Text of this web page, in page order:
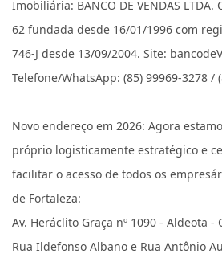
Imobiliária: BANCO DE VENDAS LTDA.
62 fundada desde 16/01/1996 com
746-J desde 13/09/2004. Site:
Telefone/WhatsApp: (85) 99969-3278 /
Novo endereço em 2026: Agora
próprio logisticamente estratégico e
facilitar o acesso de todos os
de Fortaleza:
Av. Heráclito Graça nº 1090 - Aldeota -
Rua Ildefonso Albano e Rua Antônio